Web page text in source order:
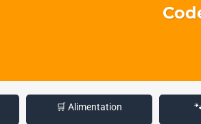
🛒 Alimentation